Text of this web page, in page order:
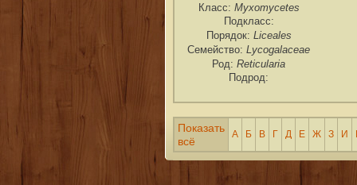
Класс: Myxomycetes
Подкласс:
Порядок: Liceales
Семейство: Lycogalaceae
Род: Reticularia
Подрод:
Показать
всё
А Б В Г Д Е Ж З И